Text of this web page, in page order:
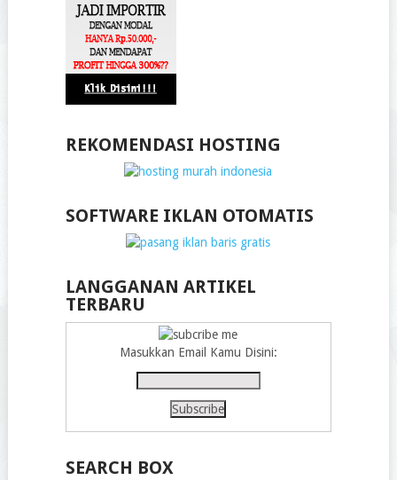
REKOMENDASI HOSTING
SOFTWARE IKLAN OTOMATIS
LANGGANAN ARTIKEL
TERBARU
Masukkan Email Kamu Disini:
SEARCH BOX